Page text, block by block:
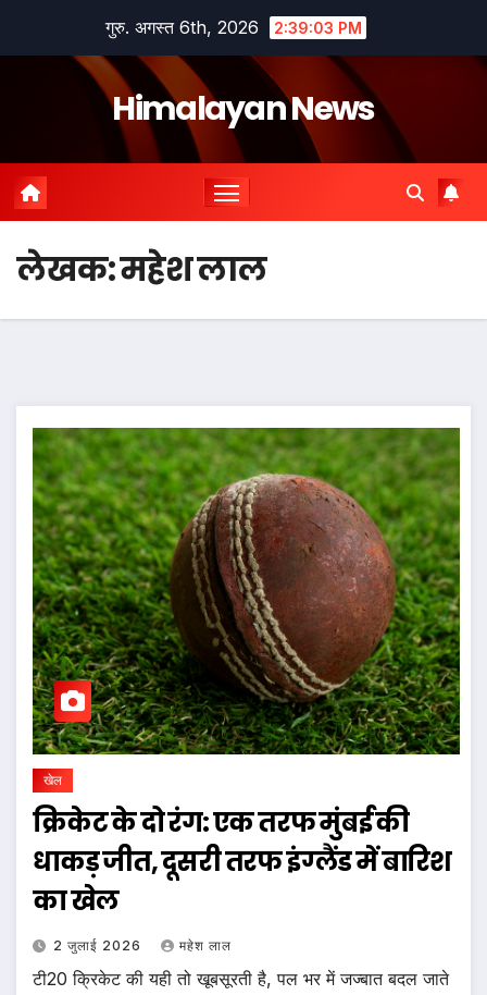
गुरु. अगस्त 6th, 2026 2:39:04 PM
Himalayan News
लेखक:महेश लाल
खेल
क्रिकेट के दो रंग: एक तरफ मुंबई की
धाकड़ जीत, दूसरी तरफ इंग्लैंड में बारिश
का खेल
2 जुलाई 2026 महेश लाल
टी20 क्रिकेट की यही तो खूबसूरती है, पल भर में जज्बात बदल जाते